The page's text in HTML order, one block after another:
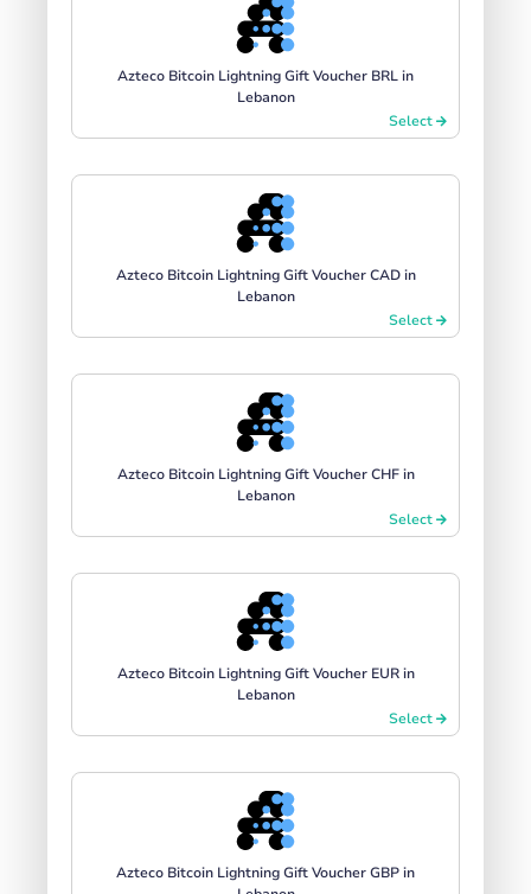
Azteco Bitcoin Lightning Gift Voucher BRL in
Lebanon
Select
Azteco Bitcoin Lightning Gift Voucher CAD in
Lebanon
Select
Azteco Bitcoin Lightning Gift Voucher CHF in
Lebanon
Select
Azteco Bitcoin Lightning Gift Voucher EUR in
Lebanon
Select
Azteco Bitcoin Lightning Gift Voucher GBP in